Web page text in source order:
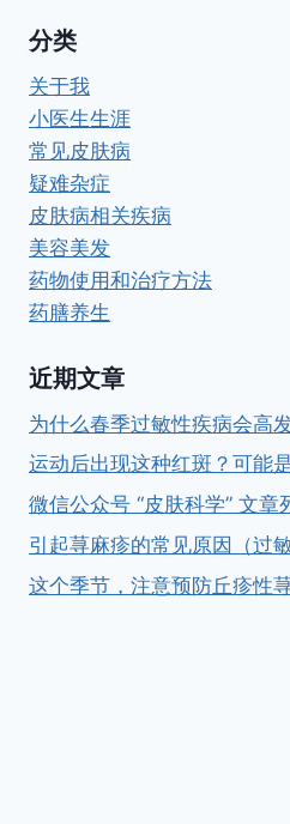
分类
关于我
小医生生涯
常见皮肤病
疑难杂症
皮肤病相关疾病
美容美发
药物使用和治疗方法
药膳养生
近期文章
为什么春季过敏性疾病会高
运动后出现这种红斑？可能
微信公众号 “皮肤科学” 文章
引起荨麻疹的常见原因（过敏
这个季节，注意预防丘疹性